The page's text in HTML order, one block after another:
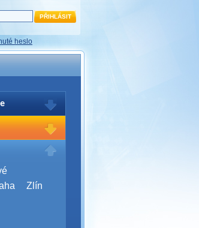
heslo
na akce
Zlín